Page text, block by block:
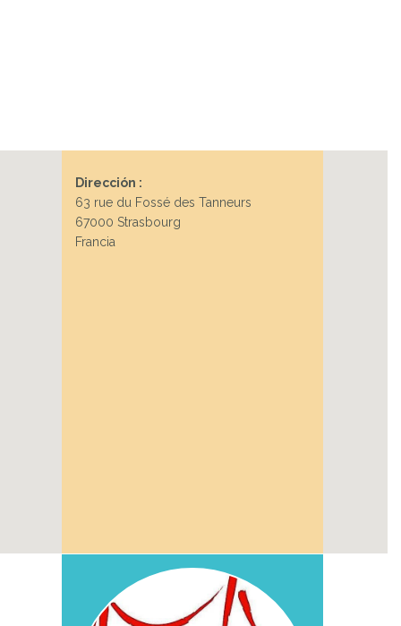
Dirección :
63 rue du Fossé des Tanneurs
67000 Strasbourg
Francia